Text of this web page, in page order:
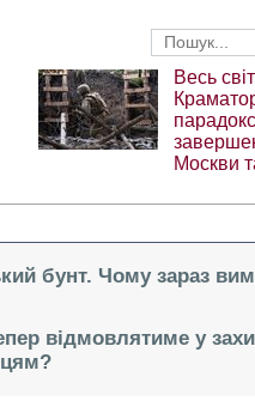
Весь
Москви
бунт. Чому зараз
відмовлятиме у